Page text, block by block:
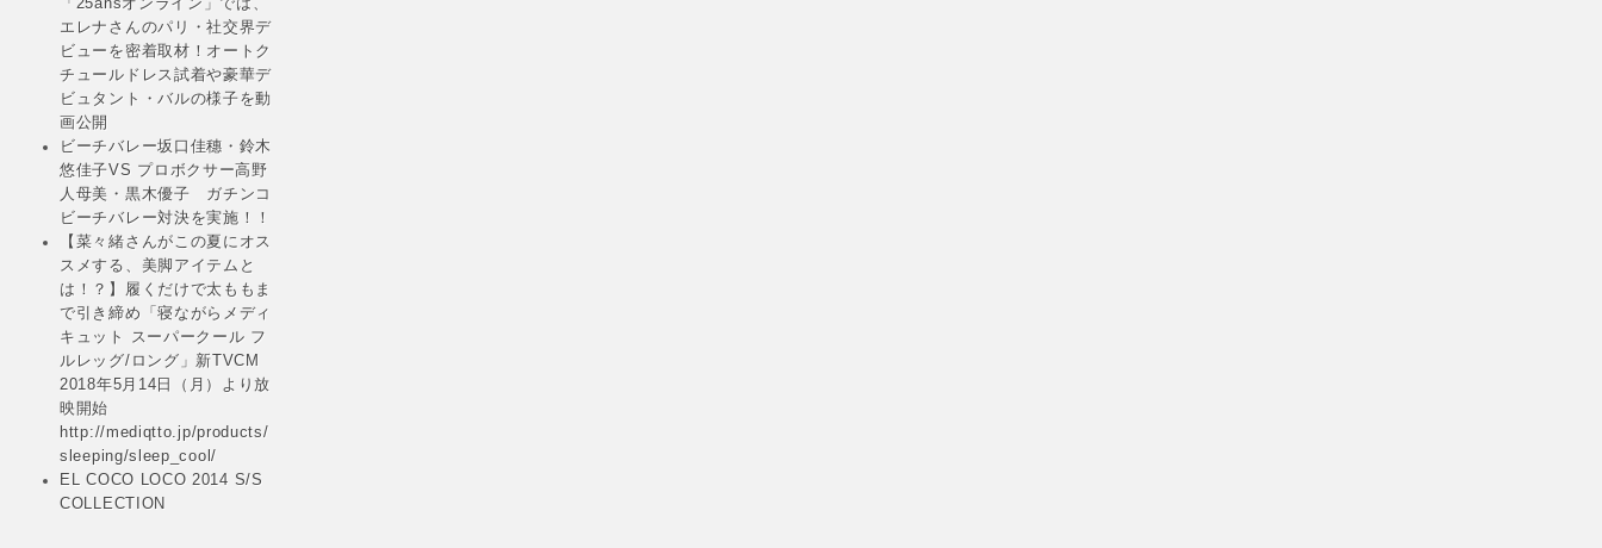
「25ansオンライン」では、
エレナさんのパリ・社交界デ
ビューを密着取材！オートク
チュールドレス試着や豪華デ
ビュタント・バルの様子を動
画公開
ビーチバレー坂口佳穗・鈴木
悠佳子VS プロボクサー高野
人母美・黒木優子 ガチンコ
ビーチバレー対決を実施！！
【菜々緒さんがこの夏にオス
スメする、美脚アイテムと
は！？】履くだけで太ももま
で引き締め「寝ながらメディ
キュット スーパークール フ
ルレッグ/ロング」新TVCM
2018年5月14日（月）より放
映開始
http://mediqtto.jp/products/
sleeping/sleep_cool/
EL COCO LOCO 2014 S/S
COLLECTION